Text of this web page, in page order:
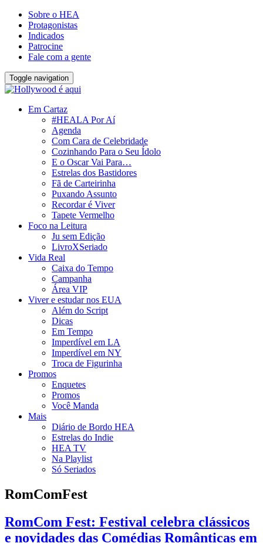
Sobre o HEA
Protagonistas
Indicados
Patrocine
Fale com a gente
Toggle navigation
Em Cartaz
#HEALA Por Aí
Agenda
Com Cara de Celebridade
Cozinhando Para o Seu Ídolo
E o Oscar Vai Para…
Estrelas dos Bastidores
Fã de Carteirinha
Puxando Assunto
Recordar é Viver
Tapete Vermelho
Foco na Leitura
Ju sem Edição
LivroXSeriado
Vida Real
Caixa do Tempo
Campanha
Área VIP
Viver e estudar nos EUA
Além do Script
Dicas
Em Tempo
Imperdível em LA
Imperdível em NY
Troca de Figurinha
Promos
Enquetes
Promos
Você Manda
Mais
Diário de Bordo HEA
Estrelas do Indie
HEA TV
Na Playlist
Só Seriados
RomComFest
RomCom Fest: Festival celebra clássicos
e novidades das Comédias Românticas em